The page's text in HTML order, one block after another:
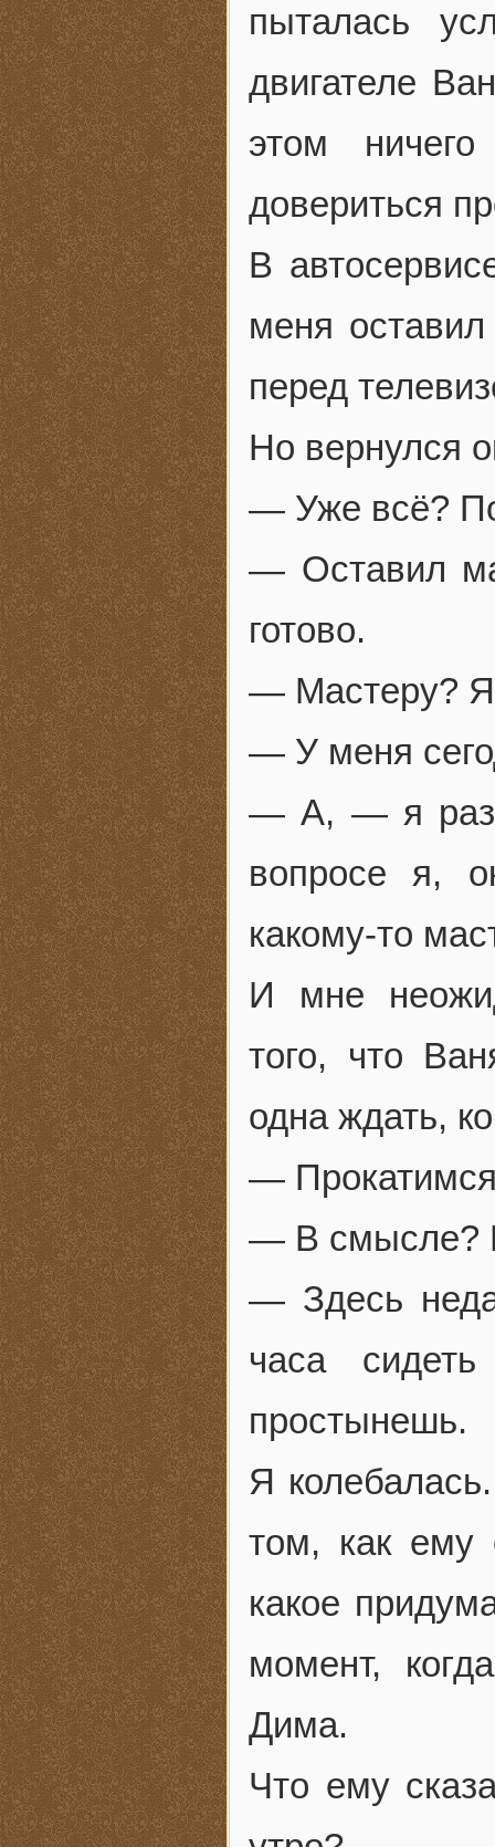
пыталась
двигателе
этом
довериться
В
меня
перед
Но вернулся
— Уже всё?
— Оставил
готово.
— Мастеру?
— У меня
— А, — я
вопросе я,
какому-то
И мне
того, что
одна ждать,
—
— В смысле?
— Здесь
часа
простынешь.
Я
том, как ему
какое
момент,
Дима.
Что ему